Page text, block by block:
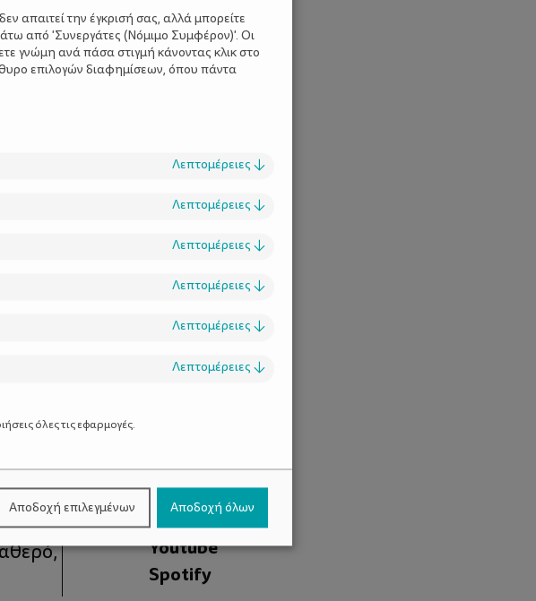
Facebook
Instagram
Youtube
Spotify
απαιτεί την έγκρισή σας, αλλά μπορείτε
από 'Συνεργάτες (Νόμιμο Συμφέρον)'. Οι
γνώμη ανά πάσα στιγμή κάνοντας κλικ στο
επιλογών διαφημίσεων, όπου πάντα
Λεπτομέρειες ↓
Λεπτομέρειες ↓
Λεπτομέρειες ↓
Λεπτομέρειες ↓
Λεπτομέρειες ↓
Λεπτομέρειες ↓
όλες τις εφαρμογές.
Αποδοχή επιλεγμένων Αποδοχή όλων